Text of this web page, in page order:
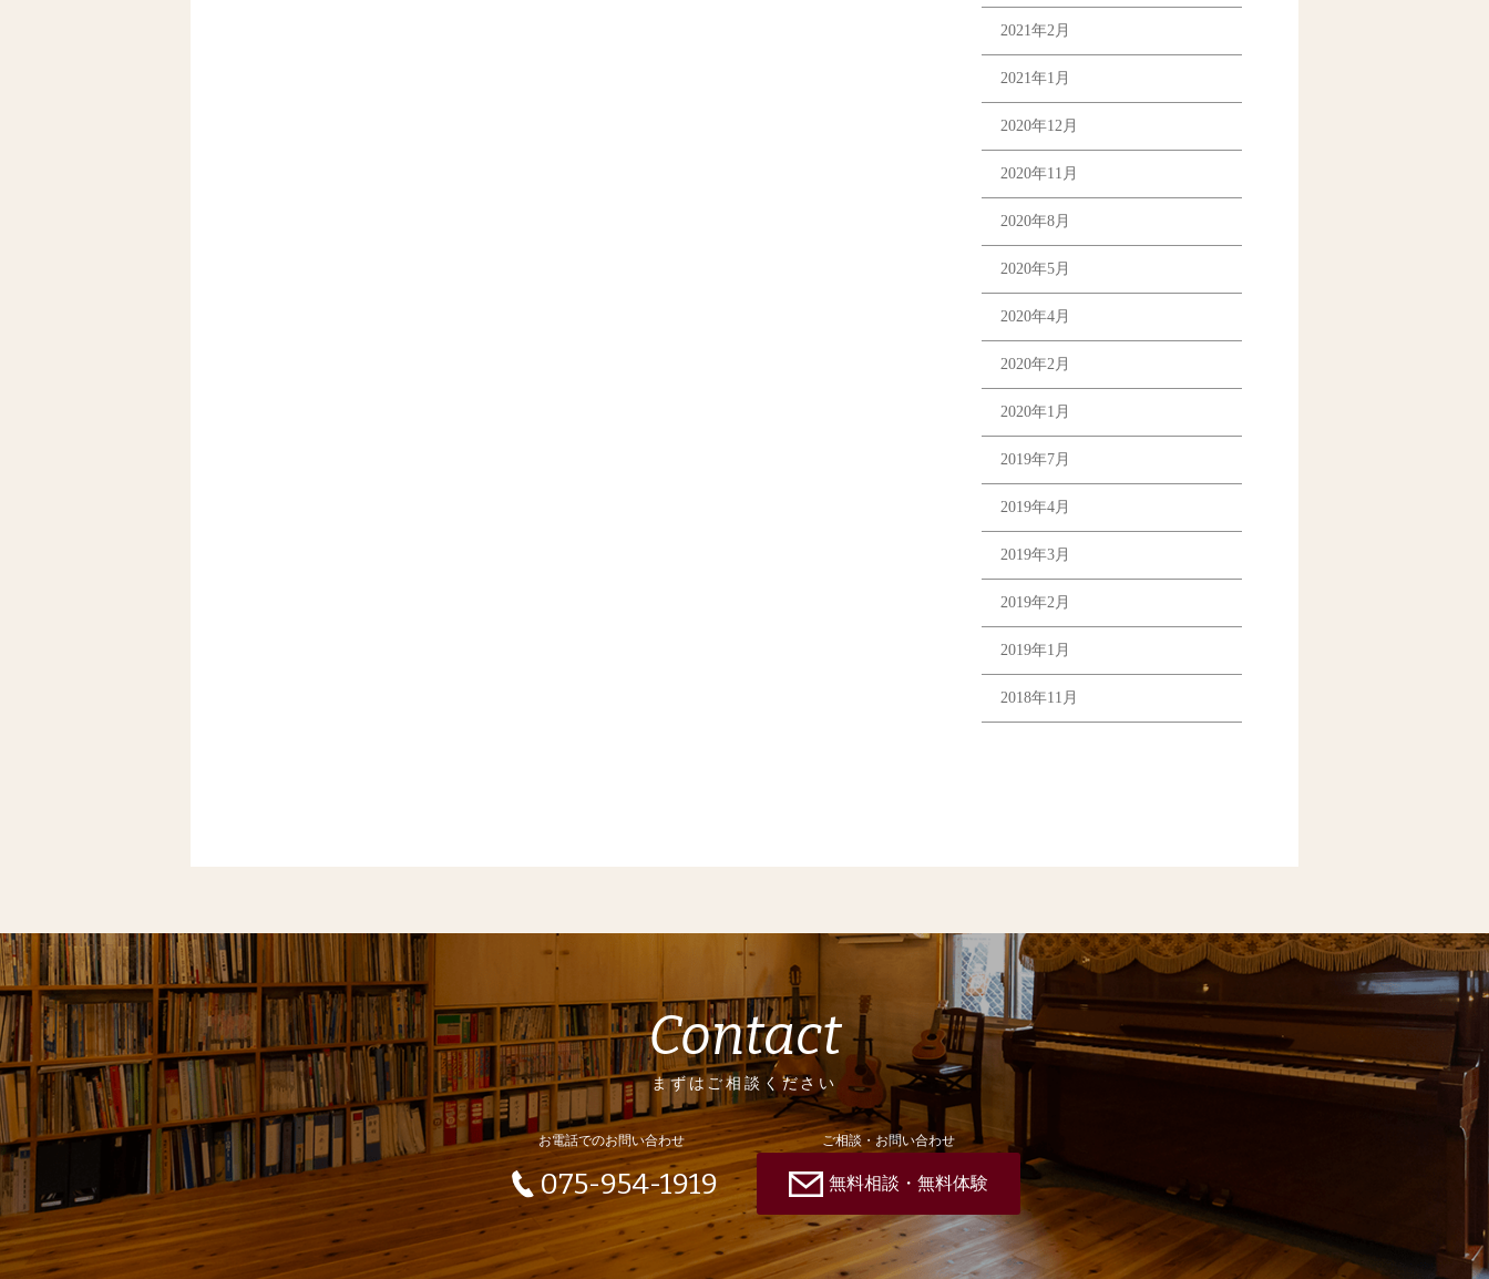
2021年2月
2021年1月
2020年12月
2020年11月
2020年8月
2020年5月
2020年4月
2020年2月
2020年1月
2019年7月
2019年4月
2019年3月
2019年2月
2019年1月
2018年11月
Contact
まずはご相談ください
お電話でのお問い合わせ
075-954-1919
ご相談・お問い合わせ
無料相談・無料体験